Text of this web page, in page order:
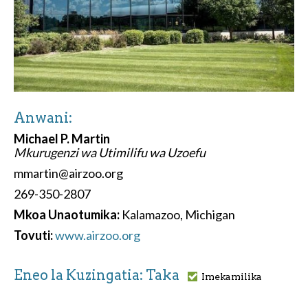
Anwani:
Michael P. Martin
Mkurugenzi wa Utimilifu wa Uzoefu
mmartin@airzoo.org
269-350-2807
Mkoa Unaotumika: Kalamazoo, Michigan
Tovuti:www.airzoo.org
Eneo la Kuzingatia: Taka Imekamilika